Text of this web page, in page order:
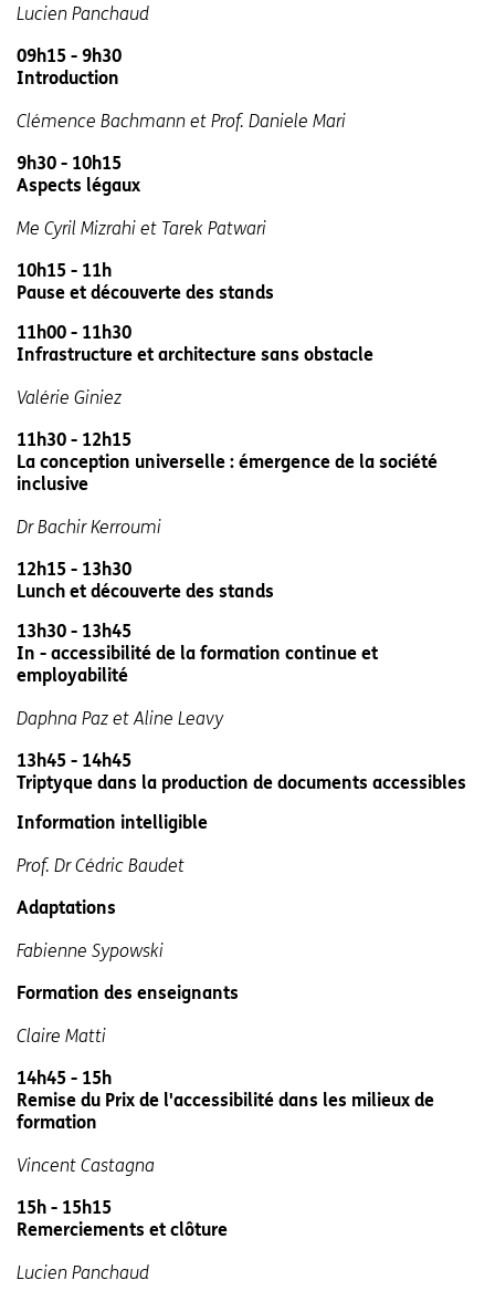
Lucien Panchaud
09h15 - 9h30
Introduction
Clémence Bachmann et Prof. Daniele Mari
9h30 - 10h15
Aspects légaux
Me Cyril Mizrahi et Tarek Patwari
10h15 - 11h
Pause et découverte des stands
11h00 - 11h30
Infrastructure et architecture sans obstacle
Valérie Giniez
11h30 - 12h15
La conception universelle : émergence de la société
inclusive
Dr Bachir Kerroumi
12h15 - 13h30
Lunch et découverte des stands
13h30 - 13h45
In - accessibilité de la formation continue et
employabilité
Daphna Paz et Aline Leavy
13h45 - 14h45
Triptyque dans la production de documents accessibles
Information intelligible
Prof. Dr Cédric Baudet
Adaptations
Fabienne Sypowski
Formation des enseignants
Claire Matti
14h45 - 15h
Remise du Prix de l'accessibilité dans les milieux de
formation
Vincent Castagna
15h - 15h15
Remerciements et clôture
Lucien Panchaud